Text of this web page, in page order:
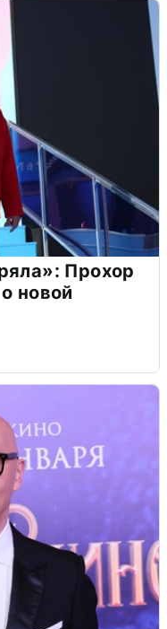
Прохор
новой